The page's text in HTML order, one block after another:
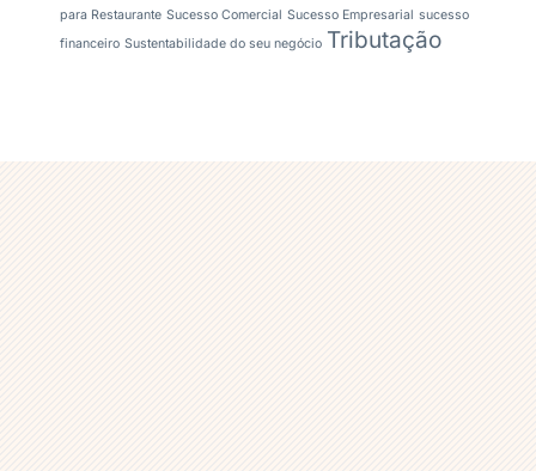
para Restaurante Sucesso Comercial Sucesso Empresarial sucesso
financeiro Sustentabilidade do seu negócio Tributação